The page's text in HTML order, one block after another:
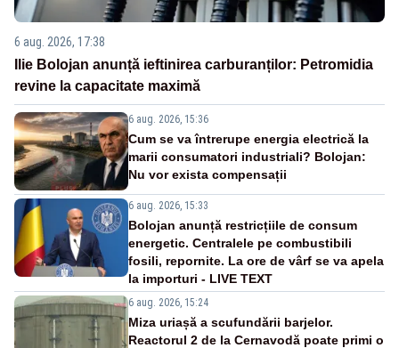
6 aug. 2026, 17:38
Ilie Bolojan anunță ieftinirea carburanților: Petromidia
revine la capacitate maximă
6 aug. 2026, 15:36
Cum se va întrerupe energia electrică la
marii consumatori industriali? Bolojan:
Nu vor exista compensații
6 aug. 2026, 15:33
Bolojan anunță restricțiile de consum
energetic. Centralele pe combustibili
fosili, repornite. La ore de vârf se va apela
la importuri - LIVE TEXT
6 aug. 2026, 15:24
Miza uriașă a scufundării barjelor.
Reactorul 2 de la Cernavodă poate primi o